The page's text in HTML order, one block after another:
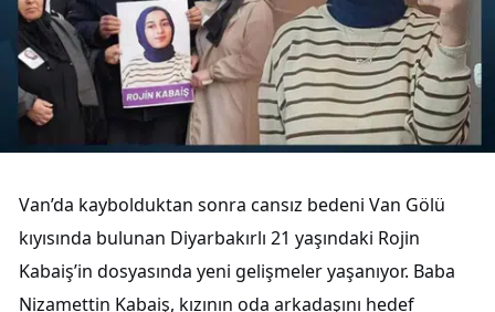
Van’da kaybolduktan sonra cansız bedeni Van Gölü
kıyısında bulunan Diyarbakırlı 21 yaşındaki Rojin
Kabaiş’in dosyasında yeni gelişmeler yaşanıyor. Baba
Nizamettin Kabaiş, kızının oda arkadaşını hedef